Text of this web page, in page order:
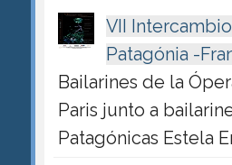
VII
Patagónia -
Bailarines de la
Paris junto a
Patagónicas Estela